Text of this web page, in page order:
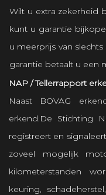
Wilt u extra zekerheid
kunt u garantie
u meerprijs van slechts
garantie betaalt u een
NAP / Tellerrapport
Naast BOVAG
erkend.De Stichting
registreert en
zoveel mogelijk
kilometerstanden
keuring,